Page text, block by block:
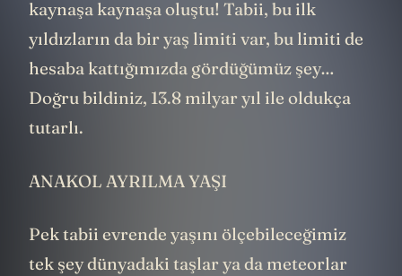
kaynaşa kaynaşa oluştu! Tabii, bu ilk
yıldızların da bir yaş limiti var, bu limiti de
hesaba kattığımızda gördüğümüz şey…
Doğru bildiniz, 13.8 milyar yıl ile oldukça
tutarlı.
ANAKOL AYRILMA YAŞI
Pek tabii evrende yaşını ölçebileceğimiz
tek şey dünyadaki taşlar ya da meteorlar